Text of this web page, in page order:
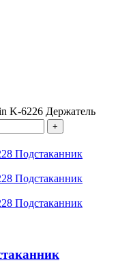
K-6226 Держатель